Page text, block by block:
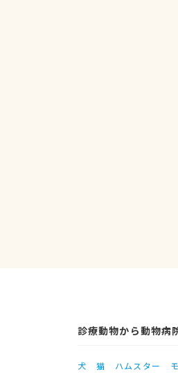
診療動物から動物病
犬 猫 ハムスター